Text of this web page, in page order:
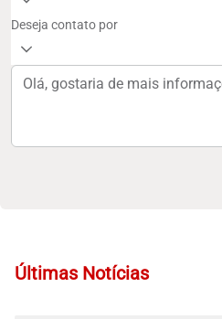
Deseja contato por
Últimas Notícias